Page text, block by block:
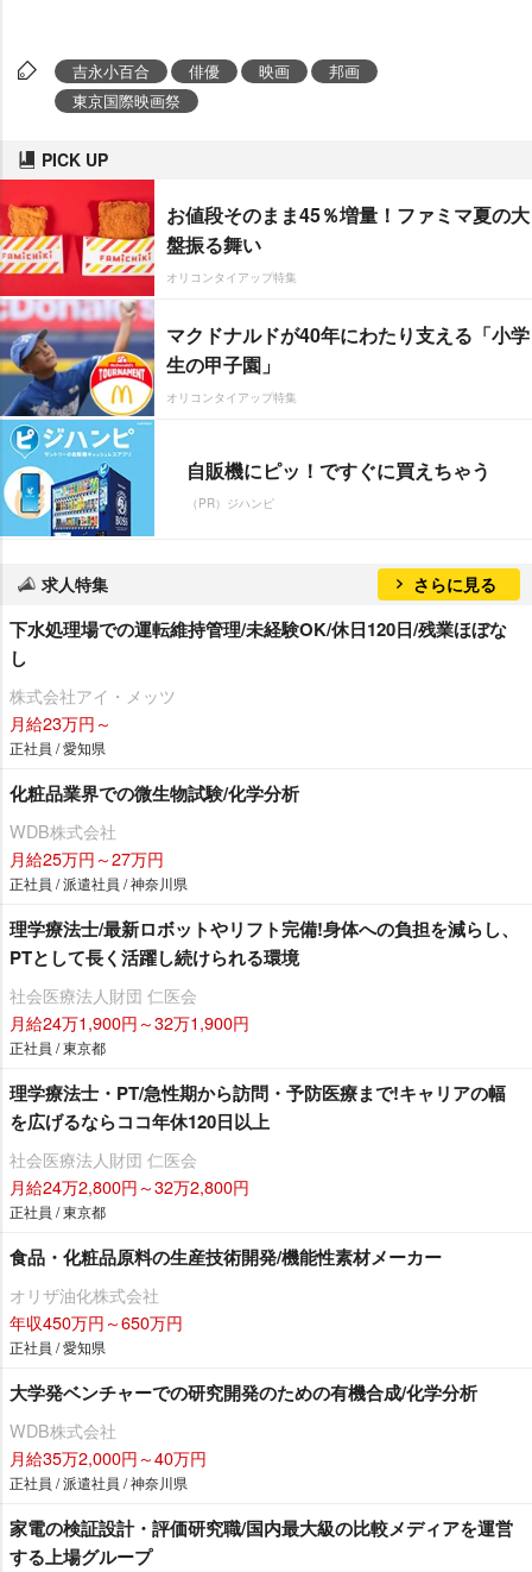
吉永小百合 俳優 映画
邦画
東京国際映画祭
PICK UP
お値段そのまま45％増量！ファミマ夏の大
盤振る舞い
オリコンタイアップ特集
マクドナルドが40年にわたり支える「小学
生の甲子園」
オリコンタイアップ特集
自販機にピッ！ですぐに買えちゃう
（PR）ジハンピ
求人特集 さらに見る
下水処理場での運転維持管理/未経験OK/休日120日/残業ほぼな
し
株式会社アイ・メッツ
月給23万円～
正社員 / 愛知県
化粧品業界での微生物試験/化学分析
WDB株式会社
月給25万円～27万円
正社員 / 派遣社員 / 神奈川県
理学療法士/最新ロボットやリフト完備!身体への負担を減らし、
PTとして長く活躍し続けられる環境
社会医療法人財団 仁医会
月給24万1,900円～32万1,900円
正社員 / 東京都
理学療法士・PT/急性期から訪問・予防医療まで!キャリアの幅
を広げるならココ年休120日以上
社会医療法人財団 仁医会
月給24万2,800円～32万2,800円
正社員 / 東京都
食品・化粧品原料の生産技術開発/機能性素材メーカー
オリザ油化株式会社
年収450万円～650万円
正社員 / 愛知県
大学発ベンチャーでの研究開発のための有機合成/化学分析
WDB株式会社
月給35万2,000円～40万円
正社員 / 派遣社員 / 神奈川県
家電の検証設計・評価研究職/国内最大級の比較メディアを運営
する上場グループ